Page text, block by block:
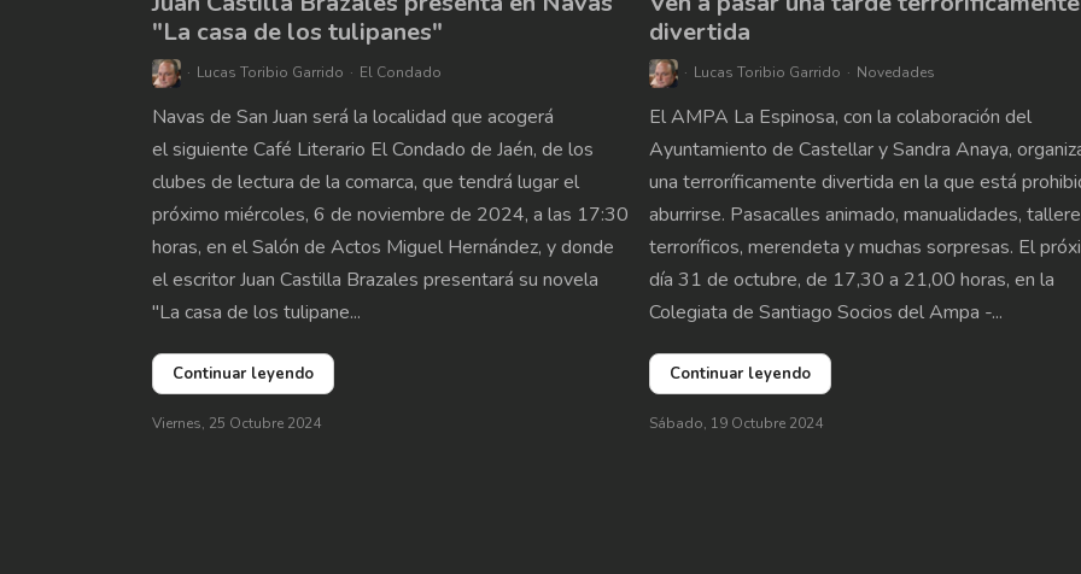
"La casa de los tulipanes"
Lucas Toribio Garrido El Condado
Navas de San Juan será la localidad que acogerá
el siguiente Café Literario El Condado de Jaén, de los
clubes de lectura de la comarca, que tendrá lugar el
próximo miércoles, 6 de noviembre de 2024, a las 17:30
horas, en el Salón de Actos Miguel Hernández, y donde
el escritor Juan Castilla Brazales presentará su novela
"La casa de los tulipane...
Continuar leyendo
Viernes, 25 Octubre 2024
divertida
Lucas Toribio Garrido Novedades
El AMPA La Espinosa, con la colaboración del
Ayuntamiento de Castellar y Sandra Anaya,
una terroríficamente divertida en la que está
aburrirse. Pasacalles animado, manualidades,
terroríficos, merendeta y muchas sorpresas. El
día 31 de octubre, de 17,30 a 21,00 horas, en la
Colegiata de Santiago Socios del Ampa -...
Continuar leyendo
Sábado, 19 Octubre 2024